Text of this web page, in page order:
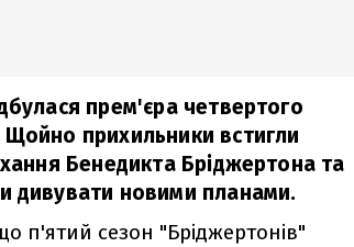
прем'єра четвертого
Щойно прихильники встигли
Бенедикта Бріджертона та
дивувати новими планами.
п'ятий сезон "Бріджертонів"